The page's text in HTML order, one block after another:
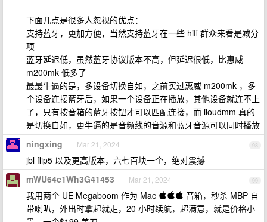
下面几点是很多人忽视的优点：
支持蓝牙，更加方便，当然支持蓝牙在一些 hifi 群众来看是减分
项
蓝牙延迟低，虽然蓝牙协议版本不高，但延迟很低，比惠威
m200mk 低多了
最最牛逼的是，多设备切换自如，之前买过惠威 m200mk ，多
个设备连接蓝牙后，如果一个设备正在播放，其他设备就连不上
了，只有按音箱的蓝牙按钮才可以匹配连接，而 iloudmm 真的
是切换自如，更牛逼的是音频线的音源和蓝牙音源可以同时播放
98
ningxing Mar 21, 2024
jbl flip5 以及更高版本，六七百块一个，绝对震撼
99
mWU64c1Wh3G41453 Mar 21, 2024
我用两个 UE Megaboom 作为 Mac  音箱，秒杀 MBP 自
带喇叭，外出时拿起就走，20 小时续航，超满意，就是价格小